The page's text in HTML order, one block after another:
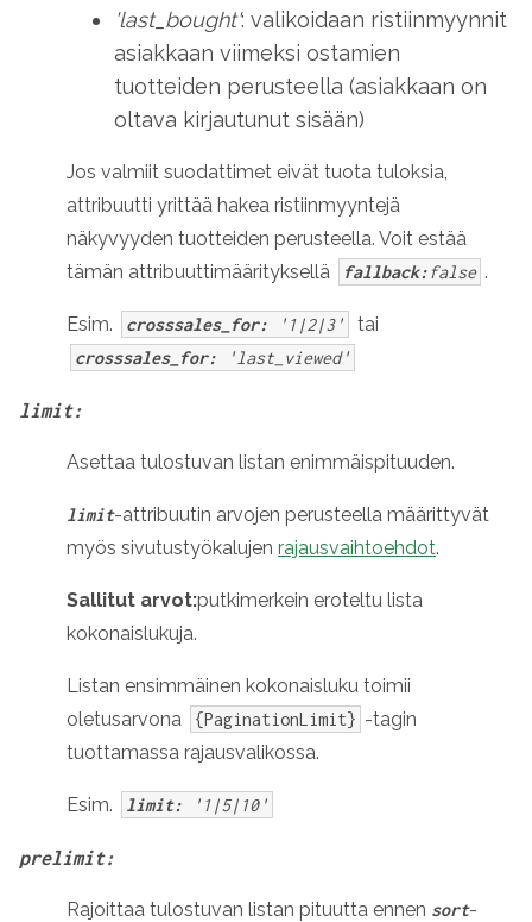
'last_bought': valikoidaan ristiinmyynnit
asiakkaan viimeksi ostamien
tuotteiden perusteella (asiakkaan on
oltava kirjautunut sisään)
Jos valmiit suodattimet eivät tuota tuloksia,
attribuutti yrittää hakea ristiinmyyntejä
näkyvyyden tuotteiden perusteella. Voit estää
tämän attribuuttimäärityksellä
fallback:false .
Esim. crosssales_for: '1|2|3' tai
crosssales_for: 'last_viewed'
limit:
Asettaa tulostuvan listan enimmäispituuden.
limit-attribuutin arvojen perusteella määrittyvät
myös sivutustyökalujen rajausvaihtoehdot.
Sallitut arvot:putkimerkein eroteltu lista
kokonaislukuja.
Listan ensimmäinen kokonaisluku toimii
oletusarvona
{PaginationLimit} -tagin
tuottamassa rajausvalikossa.
Esim. limit: '1|5|10'
prelimit:
Rajoittaa tulostuvan listan pituutta ennen sort-